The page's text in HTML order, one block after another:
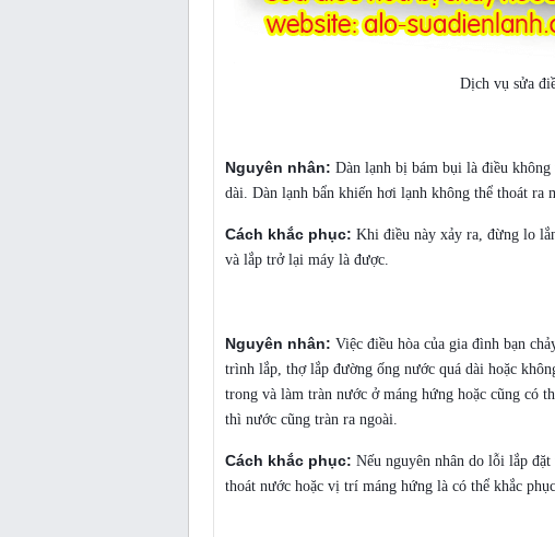
Dịch vụ sửa
Nguyên nhân: Dàn lạnh bị bám bụi là điều
dài. Dàn lạnh bẩn khiến hơi lạnh không thể thoát
Cách khắc phục: Khi điều này xảy ra, đừng lo
và lắp trở lại máy là được.
Nguyên nhân: Việc điều hòa của gia đình bạn
trình lắp, thợ lắp đường ống nước quá dài hoặc
trong và làm tràn nước ở máng hứng hoặc cũng có
thì nước cũng tràn ra ngoài.
Cách khắc phục: Nếu nguyên nhân do lỗi lắp
thoát nước hoặc vị trí máng hứng là có thể khắc